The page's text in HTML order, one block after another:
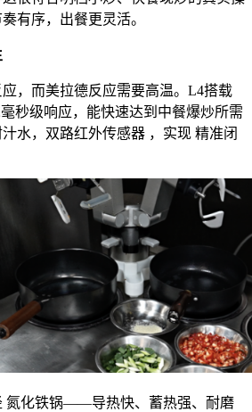
有序，出餐更灵活。
，而美拉德反应需要高温。L4搭载
秒级响应，能快速达到中餐爆炒所需
水，双路红外传感器 ，实现 精准闭
氮化铁锅——导热快、蓄热强、耐磨